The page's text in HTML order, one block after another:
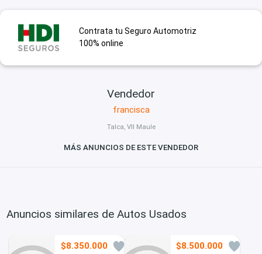
Contrata tu Seguro Automotriz
100% online
Vendedor
francisca
Talca, VII Maule
MÁS ANUNCIOS DE ESTE VENDEDOR
Anuncios similares de Autos Usados
$8.350.000 $8.500.000